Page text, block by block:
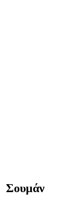
Σουμάν